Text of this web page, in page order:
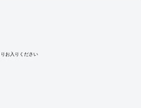
お入りください